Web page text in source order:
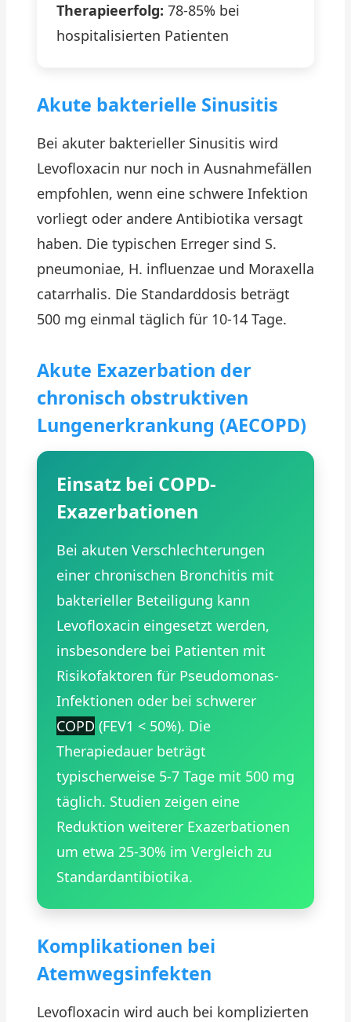
Therapieerfolg: 78-85% bei
hospitalisierten Patienten
Akute bakterielle Sinusitis
Bei akuter bakterieller Sinusitis wird
Levofloxacin nur noch in Ausnahmefällen
empfohlen, wenn eine schwere Infektion
vorliegt oder andere Antibiotika versagt
haben. Die typischen Erreger sind S.
pneumoniae, H. influenzae und Moraxella
catarrhalis. Die Standarddosis beträgt
500 mg einmal täglich für 10-14 Tage.
Akute Exazerbation der
chronisch obstruktiven
Lungenerkrankung (AECOPD)
Einsatz bei COPD-
Exazerbationen
Bei akuten Verschlechterungen
einer chronischen Bronchitis mit
bakterieller Beteiligung kann
Levofloxacin eingesetzt werden,
insbesondere bei Patienten mit
Risikofaktoren für Pseudomonas-
Infektionen oder bei schwerer
COPD (FEV1 < 50%). Die
Therapiedauer beträgt
typischerweise 5-7 Tage mit 500 mg
täglich. Studien zeigen eine
Reduktion weiterer Exazerbationen
um etwa 25-30% im Vergleich zu
Standardantibiotika.
Komplikationen bei
Atemwegsinfekten
Levofloxacin wird auch bei komplizierten